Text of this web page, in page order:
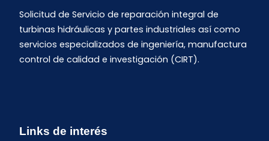
Solicitud de Servicio de reparación integral de
turbinas hidráulicas y partes industriales así como
servicios especializados de ingeniería, manufactura
control de calidad e investigación (CIRT).
Links de interés